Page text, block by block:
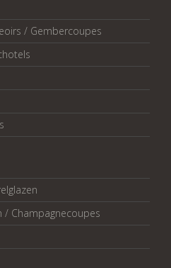
/ Gembercoupes
/ Champagnecoupes